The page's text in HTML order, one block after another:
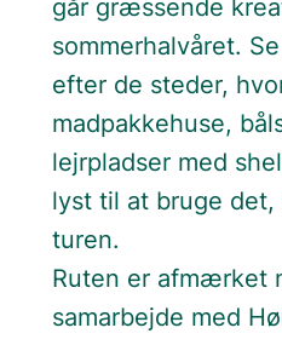
går græssende
sommerhalvåret.
efter de steder,
madpakkehuse,
lejrpladser med
lyst til at bruge det,
turen.
Ruten er afmærket
samarbejde med